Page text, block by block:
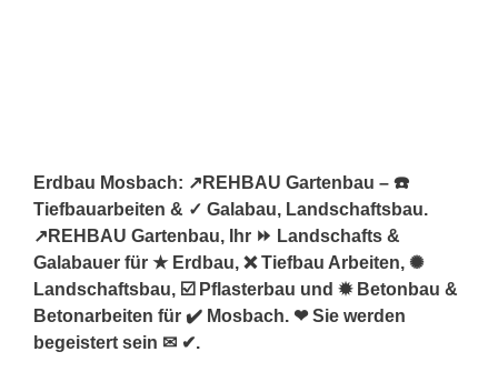
Erdbau Mosbach: ↗️REHBAU Gartenbau – ☎️
Tiefbauarbeiten & ✓ Galabau, Landschaftsbau.
↗️REHBAU Gartenbau, Ihr ⏩ Landschafts &
Galabauer für ★ Erdbau, ❌ Tiefbau Arbeiten, ✺
Landschaftsbau, ☑️ Pflasterbau und ✹ Betonbau &
Betonarbeiten für ✔️ Mosbach. ❤ Sie werden
begeistert sein ✉ ✔.